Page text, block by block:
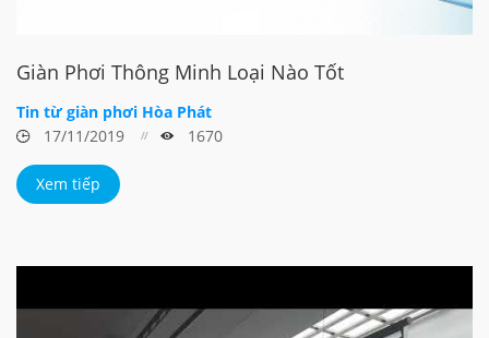
Giàn Phơi Thông Minh Loại Nào Tốt
Tin từ giàn phơi Hòa Phát
17/11/2019
1670
Xem tiếp